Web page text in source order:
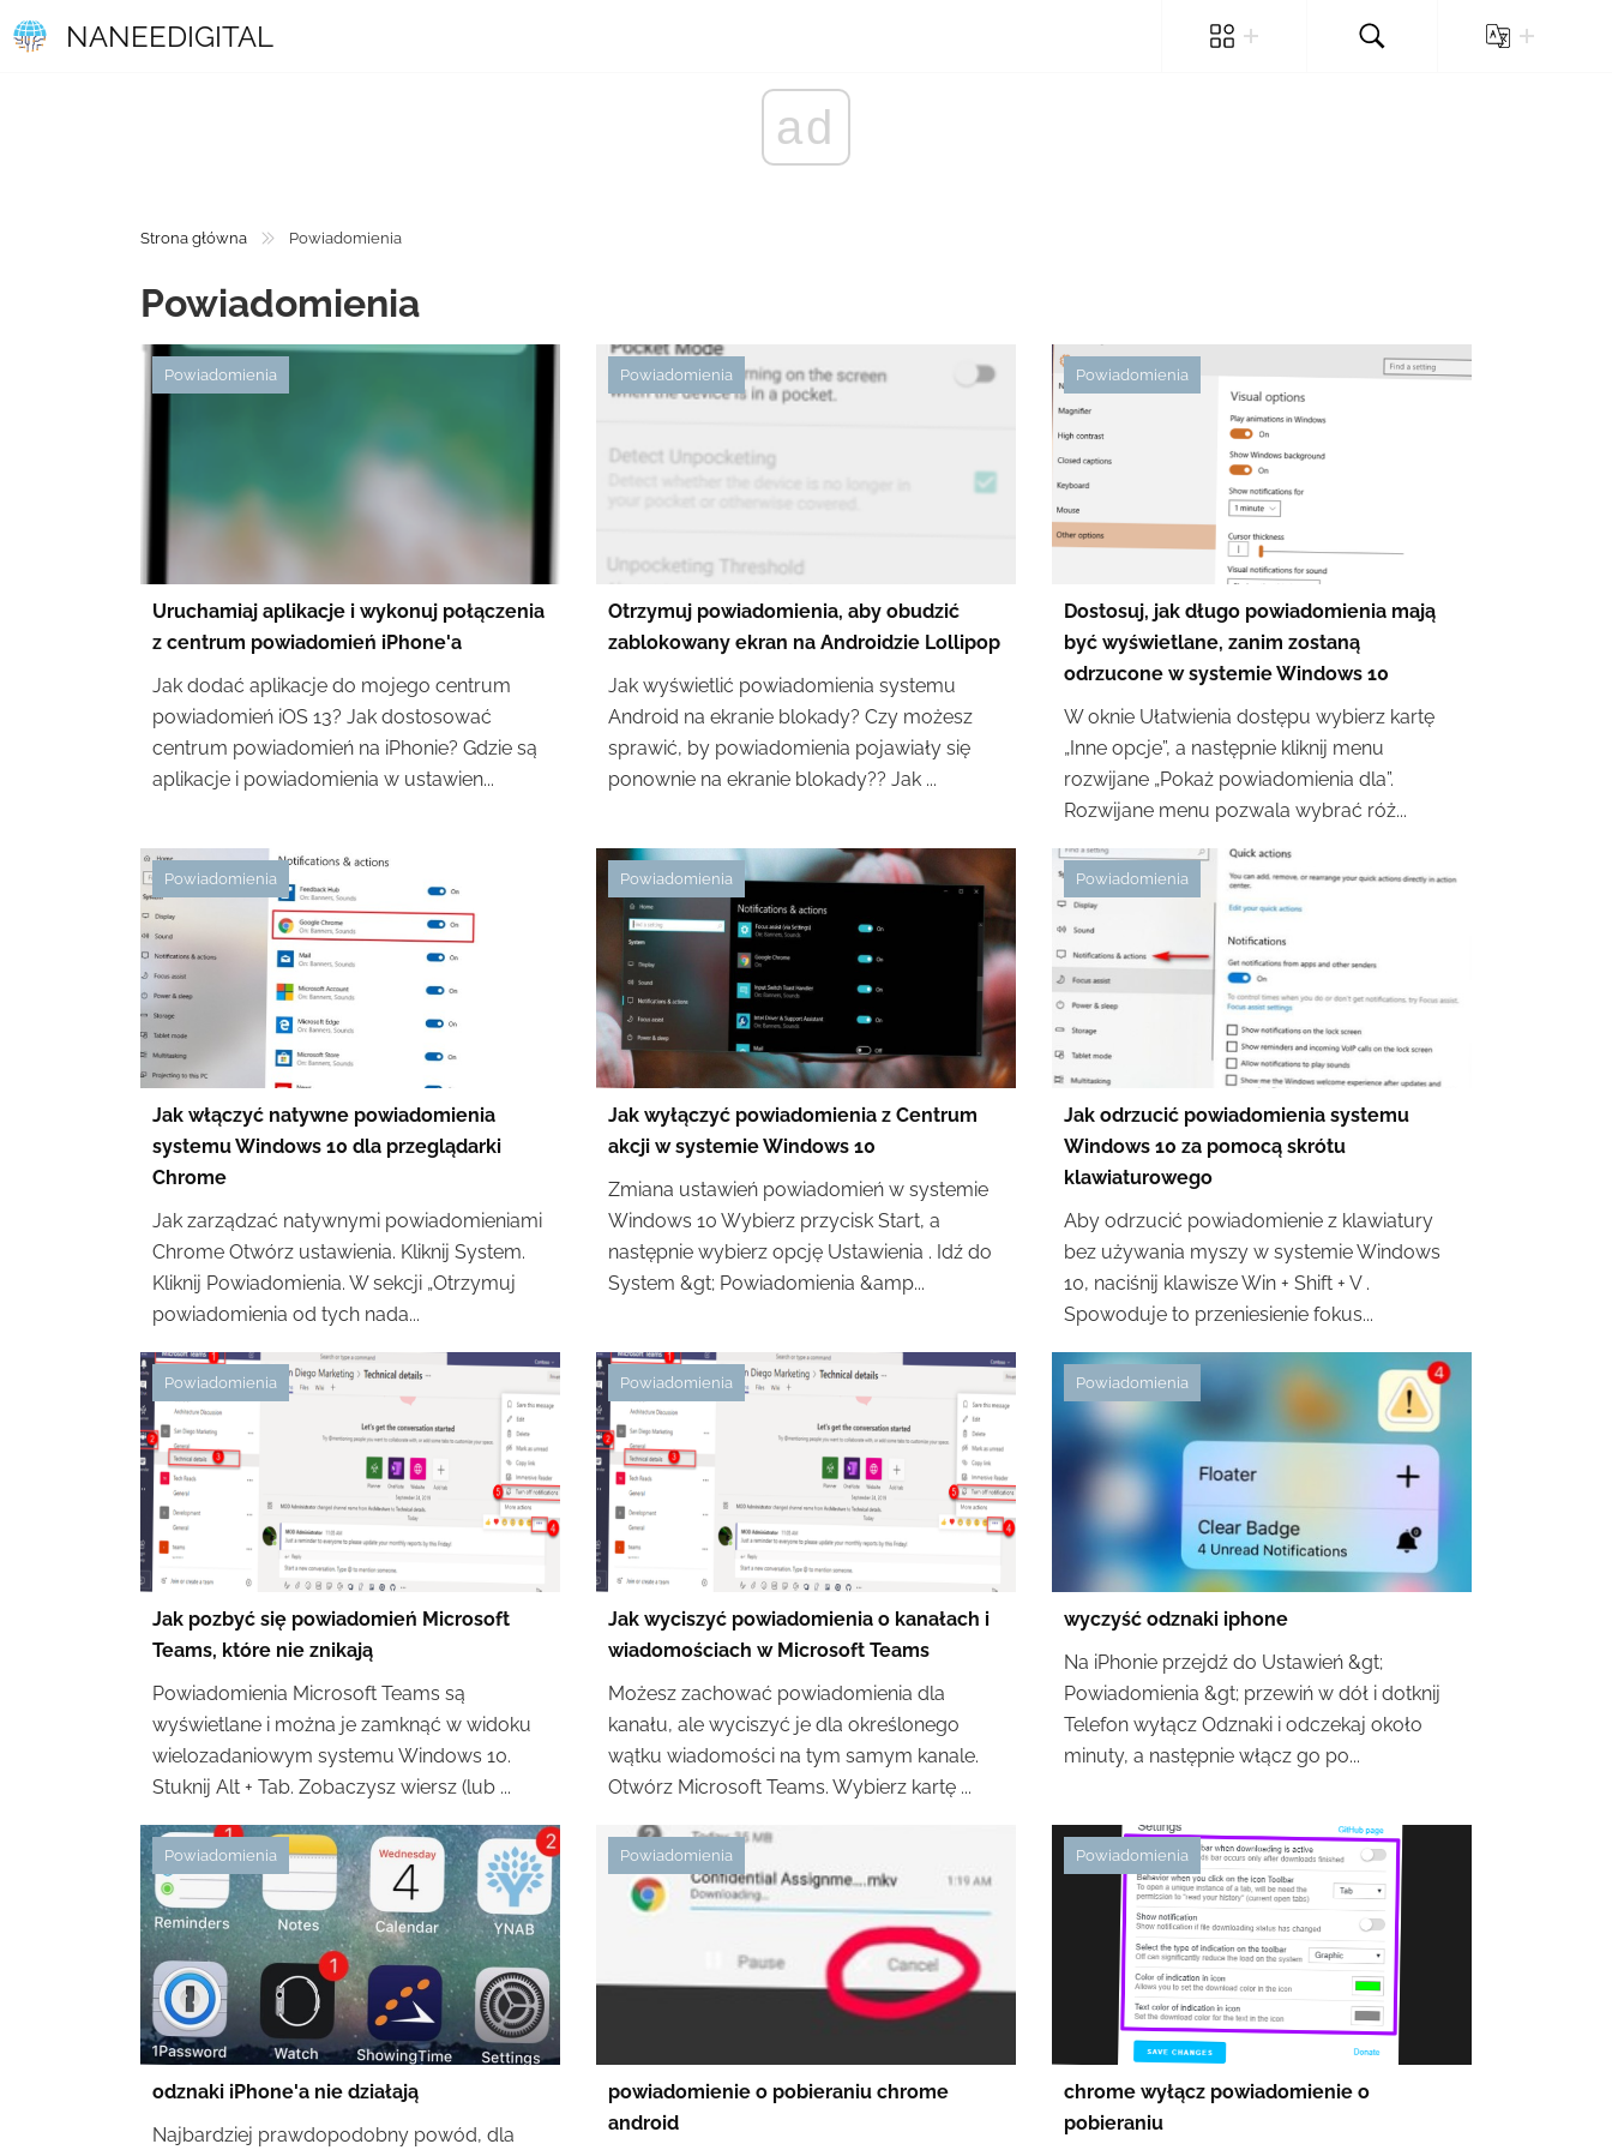
NANEEDIGITAL
ad
Strona główna Powiadomienia
Powiadomienia
Powiadomienia
Uruchamiaj aplikacje i wykonuj połączenia
z centrum powiadomień iPhone'a
Jak dodać aplikacje do mojego centrum
powiadomień iOS 13? Jak dostosować
centrum powiadomień na iPhonie? Gdzie są
aplikacje i powiadomienia w ustawien...
Powiadomienia
Otrzymuj powiadomienia, aby obudzić
zablokowany ekran na Androidzie Lollipop
Jak wyświetlić powiadomienia systemu
Android na ekranie blokady? Czy możesz
sprawić, by powiadomienia pojawiały się
ponownie na ekranie blokady?? Jak ...
Powiadomienia
Dostosuj, jak długo powiadomienia mają
być wyświetlane, zanim zostaną
odrzucone w systemie Windows 10
W oknie Ułatwienia dostępu wybierz kartę
„Inne opcje”, a następnie kliknij menu
rozwijane „Pokaż powiadomienia dla”.
Rozwijane menu pozwala wybrać róż...
Powiadomienia
Jak włączyć natywne powiadomienia
systemu Windows 10 dla przeglądarki
Chrome
Jak zarządzać natywnymi powiadomieniami
Chrome Otwórz ustawienia. Kliknij System.
Kliknij Powiadomienia. W sekcji „Otrzymuj
powiadomienia od tych nada...
Powiadomienia
Jak wyłączyć powiadomienia z Centrum
akcji w systemie Windows 10
Zmiana ustawień powiadomień w systemie
Windows 10 Wybierz przycisk Start, a
następnie wybierz opcję Ustawienia . Idź do
System &gt; Powiadomienia &amp...
Powiadomienia
Jak odrzucić powiadomienia systemu
Windows 10 za pomocą skrótu
klawiaturowego
Aby odrzucić powiadomienie z klawiatury
bez używania myszy w systemie Windows
10, naciśnij klawisze Win + Shift + V .
Spowoduje to przeniesienie fokus...
Powiadomienia
Jak pozbyć się powiadomień Microsoft
Teams, które nie znikają
Powiadomienia Microsoft Teams są
wyświetlane i można je zamknąć w widoku
wielozadaniowym systemu Windows 10.
Stuknij Alt + Tab. Zobaczysz wiersz (lub ...
Powiadomienia
Jak wyciszyć powiadomienia o kanałach i
wiadomościach w Microsoft Teams
Możesz zachować powiadomienia dla
kanału, ale wyciszyć je dla określonego
wątku wiadomości na tym samym kanale.
Otwórz Microsoft Teams. Wybierz kartę ...
Powiadomienia
wyczyść odznaki iphone
Na iPhonie przejdź do Ustawień &gt;
Powiadomienia &gt; przewiń w dół i dotknij
Telefon wyłącz Odznaki i odczekaj około
minuty, a następnie włącz go po...
Powiadomienia
odznaki iPhone'a nie działają
Najbardziej prawdopodobny powód, dla
Powiadomienia
powiadomienie o pobieraniu chrome
android
Powiadomienia
chrome wyłącz powiadomienie o
pobieraniu